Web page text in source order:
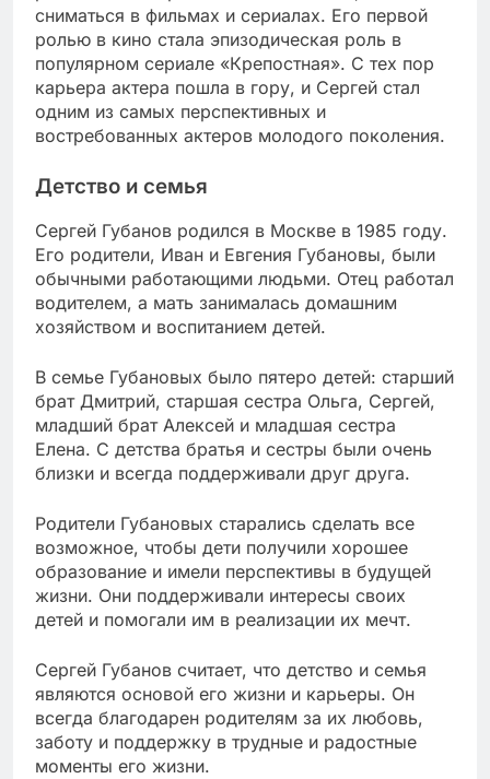
сниматься в фильмах и сериалах. Его первой
ролью в кино стала эпизодическая роль в
популярном сериале «Крепостная». С тех пор
карьера актера пошла в гору, и Сергей стал
одним из самых перспективных и
востребованных актеров молодого поколения.
Детство и семья
Сергей Губанов родился в Москве в 1985 году.
Его родители, Иван и Евгения Губановы, были
обычными работающими людьми. Отец работал
водителем, а мать занималась домашним
хозяйством и воспитанием детей.
В семье Губановых было пятеро детей: старший
брат Дмитрий, старшая сестра Ольга, Сергей,
младший брат Алексей и младшая сестра
Елена. С детства братья и сестры были очень
близки и всегда поддерживали друг друга.
Родители Губановых старались сделать все
возможное, чтобы дети получили хорошее
образование и имели перспективы в будущей
жизни. Они поддерживали интересы своих
детей и помогали им в реализации их мечт.
Сергей Губанов считает, что детство и семья
являются основой его жизни и карьеры. Он
всегда благодарен родителям за их любовь,
заботу и поддержку в трудные и радостные
моменты его жизни.